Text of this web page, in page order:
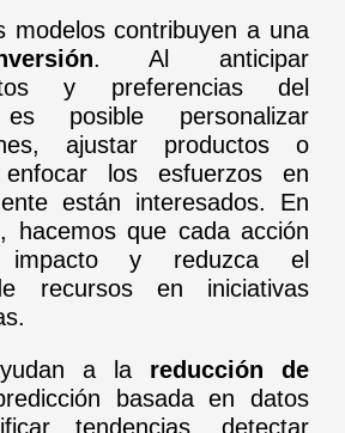
modelos contribuyen a una
. Al anticipar
y preferencias del
es posible personalizar
ajustar productos o
los esfuerzos en
están interesados. En
hacemos que cada acción
y reduzca el
recursos en iniciativas
a la reducción de
basada en datos
tendencias, detectar